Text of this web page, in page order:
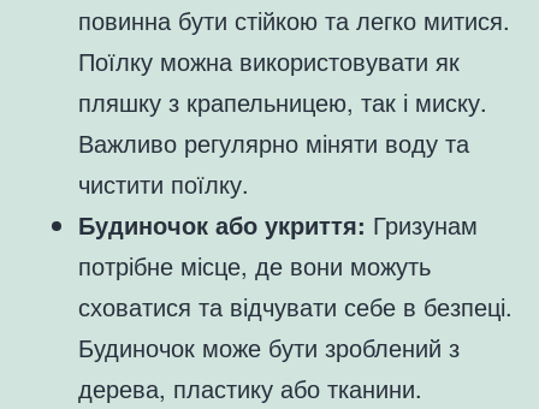
повинна бути стійкою та легко митися.
Поїлку можна використовувати як
пляшку з крапельницею, так і миску.
Важливо регулярно міняти воду та
чистити поїлку.
Будиночок або укриття: Гризунам
потрібне місце, де вони можуть
сховатися та відчувати себе в безпеці.
Будиночок може бути зроблений з
дерева, пластику або тканини.